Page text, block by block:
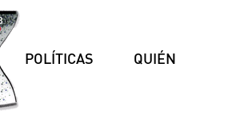
POLÍTICAS QUIÉN